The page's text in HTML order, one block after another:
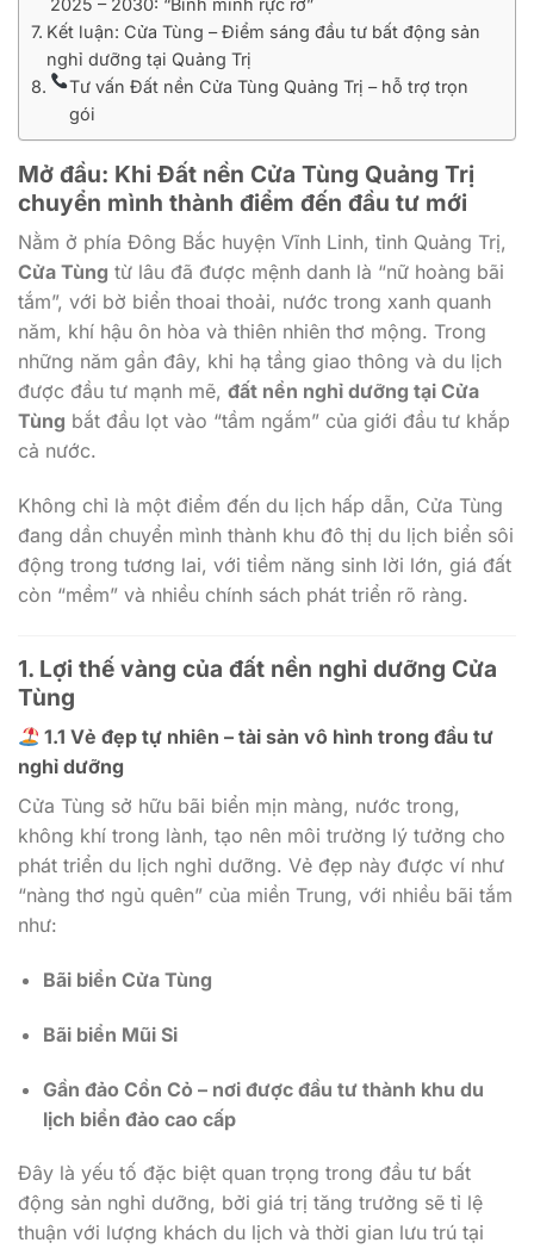
Kết luận: Cửa Tùng – Điểm sáng đầu tư bất động sản
nghỉ dưỡng tại Quảng Trị
Tư vấn Đất nền Cửa Tùng Quảng Trị – hỗ trợ trọn
gói
Mở đầu: Khi Đất nền Cửa Tùng Quảng Trị
chuyển mình thành điểm đến đầu tư mới
Nằm ở phía Đông Bắc huyện Vĩnh Linh, tỉnh Quảng Trị,
Cửa Tùng từ lâu đã được mệnh danh là “nữ hoàng bãi
tắm”, với bờ biển thoai thoải, nước trong xanh quanh
năm, khí hậu ôn hòa và thiên nhiên thơ mộng. Trong
những năm gần đây, khi hạ tầng giao thông và du lịch
được đầu tư mạnh mẽ, đất nền nghỉ dưỡng tại Cửa
Tùng bắt đầu lọt vào “tầm ngắm” của giới đầu tư khắp
cả nước.
Không chỉ là một điểm đến du lịch hấp dẫn, Cửa Tùng
đang dần chuyển mình thành khu đô thị du lịch biển sôi
động trong tương lai, với tiềm năng sinh lời lớn, giá đất
còn “mềm” và nhiều chính sách phát triển rõ ràng.
1. Lợi thế vàng của đất nền nghỉ dưỡng Cửa
Tùng
1.1 Vẻ đẹp tự nhiên – tài sản vô hình trong đầu tư
nghỉ dưỡng
Cửa Tùng sở hữu bãi biển mịn màng, nước trong,
không khí trong lành, tạo nên môi trường lý tưởng cho
phát triển du lịch nghỉ dưỡng. Vẻ đẹp này được ví như
“nàng thơ ngủ quên” của miền Trung, với nhiều bãi tắm
như:
Bãi biển Cửa Tùng
Bãi biển Mũi Si
Gần đảo Cồn Cỏ – nơi được đầu tư thành khu du
lịch biển đảo cao cấp
Đây là yếu tố đặc biệt quan trọng trong đầu tư bất
động sản nghỉ dưỡng, bởi giá trị tăng trưởng sẽ tỉ lệ
thuận với lượng khách du lịch và thời gian lưu trú tại